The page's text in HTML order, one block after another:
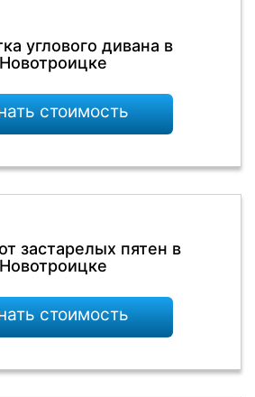
углового дивана в
Новотроицке
стоимость
застарелых пятен в
Новотроицке
стоимость